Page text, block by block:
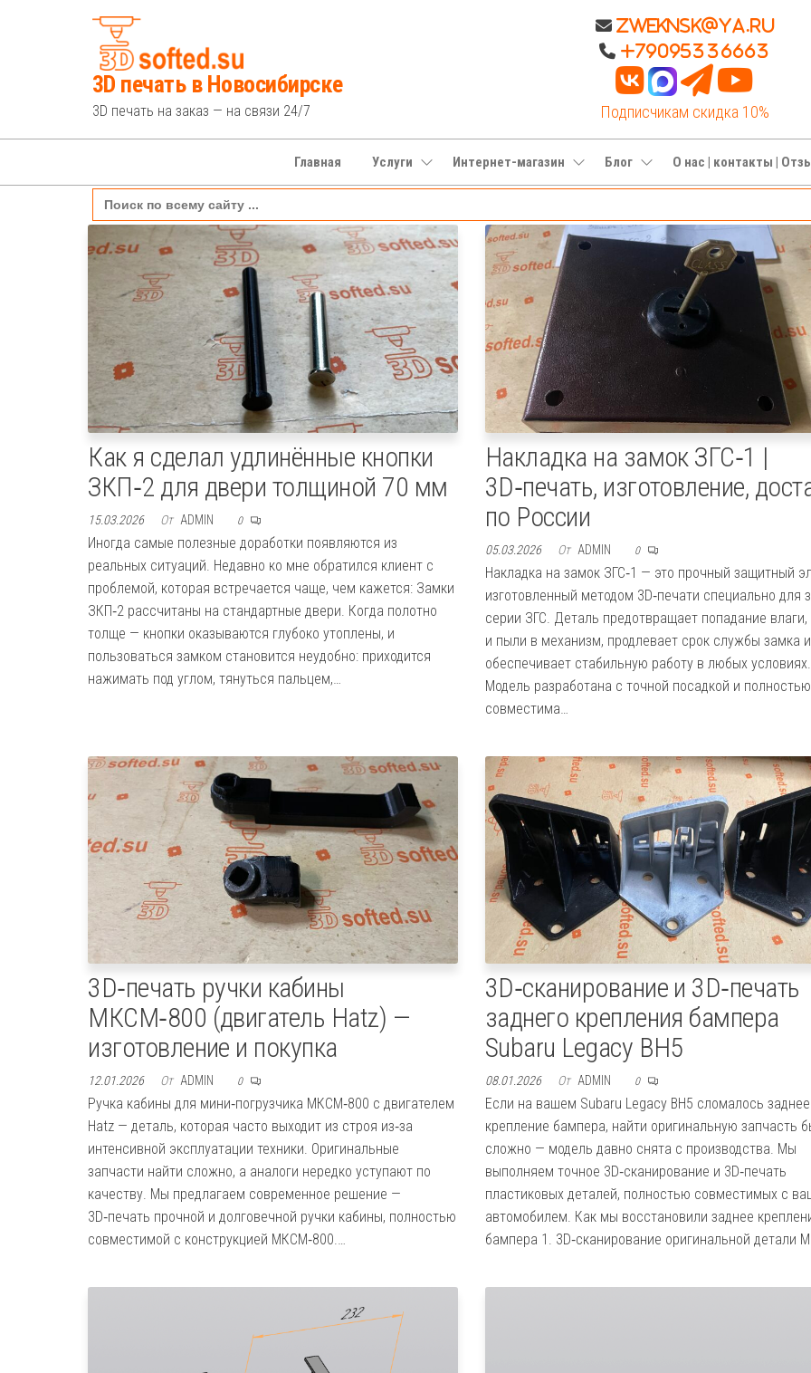
3D печать в Новосибирске
3D печать на заказ — на связи 24/7
Zweknsk@ya.ru
+79095336663
Подписчикам скидка 10%
Главная Услуги Интернет-магазин Блог О нас | контакты |
Search
for:
Как я сделал удлинённые кнопки
ЗКП‑2 для двери толщиной 70 мм
15.03.2026 От ADMIN 0
Иногда самые полезные доработки появляются из
реальных ситуаций. Недавно ко мне обратился клиент с
проблемой, которая встречается чаще, чем кажется: Замки
ЗКП‑2 рассчитаны на стандартные двери. Когда полотно
толще — кнопки оказываются глубоко утоплены, и
пользоваться замком становится неудобно: приходится
нажимать под углом, тянуться пальцем,…
Накладка на замок ЗГС‑1 |
3D‑печать, изготовление,
по России
05.03.2026 От ADMIN 0
Накладка на замок ЗГС‑1 — это прочный защитный
изготовленный методом 3D‑печати специально для
серии ЗГС. Деталь предотвращает попадание влаги,
и пыли в механизм, продлевает срок службы замка и
обеспечивает стабильную работу в любых условиях.
Модель разработана с точной посадкой и полностью
совместима…
3D‑печать ручки кабины
МКСМ‑800 (двигатель Hatz) —
изготовление и покупка
12.01.2026 От ADMIN 0
Ручка кабины для мини‑погрузчика МКСМ‑800 с двигателем
Hatz — деталь, которая часто выходит из строя из‑за
интенсивной эксплуатации техники. Оригинальные
запчасти найти сложно, а аналоги нередко уступают по
качеству. Мы предлагаем современное решение —
3D‑печать прочной и долговечной ручки кабины, полностью
совместимой с конструкцией МКСМ‑800.…
3D‑сканирование и 3D‑печать
заднего крепления бампера
Subaru Legacy BH5
08.01.2026 От ADMIN 0
Если на вашем Subaru Legacy BH5 сломалось заднее
крепление бампера, найти оригинальную запчасть
сложно — модель давно снята с производства. Мы
выполняем точное 3D‑сканирование и 3D‑печать
пластиковых деталей, полностью совместимых с
автомобилем. Как мы восстановили заднее
бампера 1. 3D‑сканирование оригинальной детали